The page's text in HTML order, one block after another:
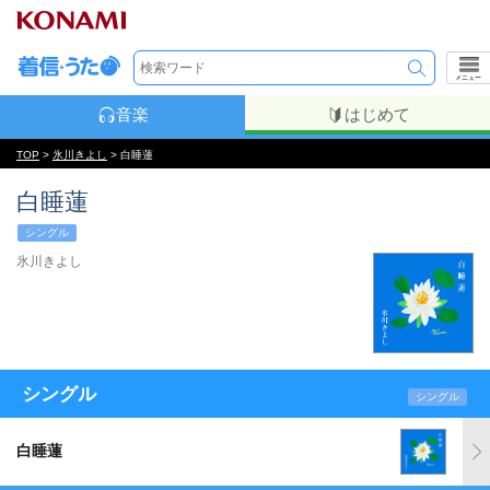
メニュー
音楽 はじめて
TOP > 氷川きよし > 白睡蓮
白睡蓮
シングル
氷川きよし
シングル シングル
白睡蓮